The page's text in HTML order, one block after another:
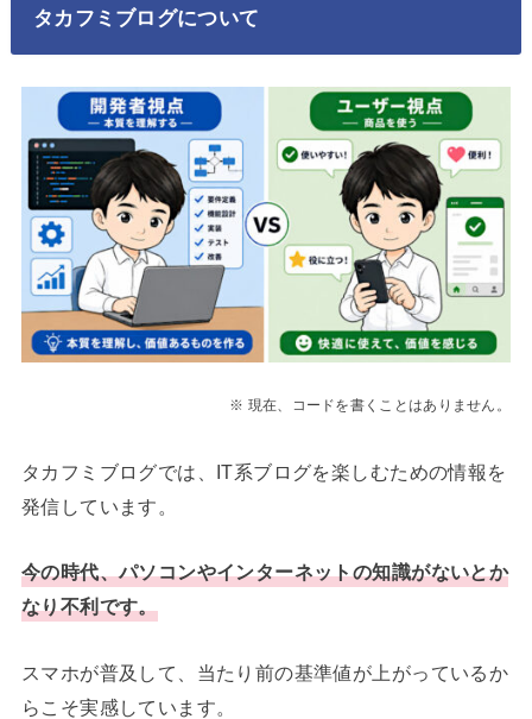
タカフミブログについて
※ 現在、コードを書くことはありません。
タカフミブログでは、IT系ブログを楽しむための情報を
発信しています。
今の時代、パソコンやインターネットの知識がないとか
なり不利です。
スマホが普及して、当たり前の基準値が上がっているか
らこそ実感しています。